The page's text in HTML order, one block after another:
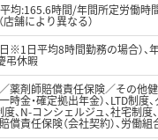
均:165.6時間/年間所定労働時
舗により異なる）
※1日平均8時間勤務の場合）、
弔休暇
薬剤師賠償責任保険／その他
金・確定拠出年金）、LTD制度
、N-コンシェルジュ、社宅制度
償責任保険（会社契約）、労働組